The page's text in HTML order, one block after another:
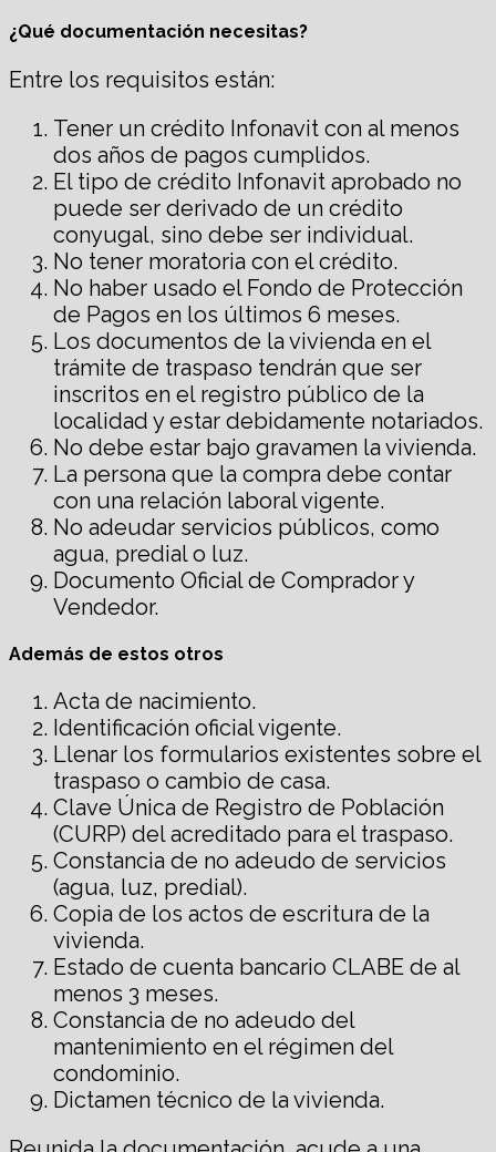
¿Qué documentación necesitas?
Entre los requisitos están:
Tener un crédito Infonavit con al menos
dos años de pagos cumplidos.
El tipo de crédito Infonavit aprobado no
puede ser derivado de un crédito
conyugal, sino debe ser individual.
No tener moratoria con el crédito.
No haber usado el Fondo de Protección
de Pagos en los últimos 6 meses.
Los documentos de la vivienda en el
trámite de traspaso tendrán que ser
inscritos en el registro público de la
localidad y estar debidamente notariados.
No debe estar bajo gravamen la vivienda.
La persona que la compra debe contar
con una relación laboral vigente.
No adeudar servicios públicos, como
agua, predial o luz.
Documento Oficial de Comprador y
Vendedor.
Además de estos otros
Acta de nacimiento.
Identificación oficial vigente.
Llenar los formularios existentes sobre el
traspaso o cambio de casa.
Clave Única de Registro de Población
(CURP) del acreditado para el traspaso.
Constancia de no adeudo de servicios
(agua, luz, predial).
Copia de los actos de escritura de la
vivienda.
Estado de cuenta bancario CLABE de al
menos 3 meses.
Constancia de no adeudo del
mantenimiento en el régimen del
condominio.
Dictamen técnico de la vivienda.